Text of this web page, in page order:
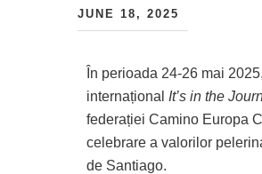
JUNE 18, 2025
În perioada 24-26 mai
internațional It’s in the
federației Camino Europa
celebrare a valorilor
de Santiago.